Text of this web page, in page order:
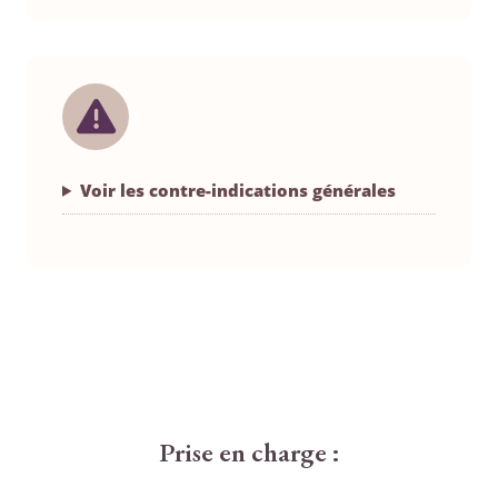
Voir les contre-indications générales
Prise en charge :